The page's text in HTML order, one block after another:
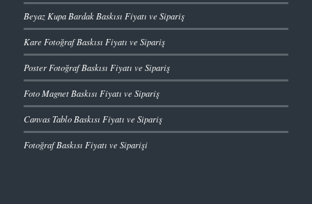
Beyaz Kupa Bardak Baskısı Fiyatı ve Sipariş
Kare Fotoğraf Baskısı Fiyatı ve Sipariş
Poster Fotoğraf Baskısı Fiyatı ve Sipariş
Foto Magnet Baskısı Fiyatı ve Sipariş
Canvas Tablo Baskısı Fiyatı ve Sipariş
Fotoğraf Baskısı Fiyatı ve Siparişi